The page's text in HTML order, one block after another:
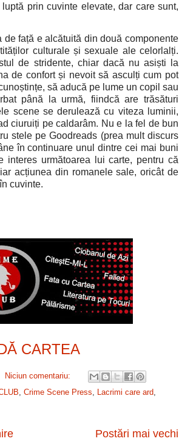
prin cuvinte elevate, dar care sunt,
e alcătuită din două componente
culturale și sexuale ale celorlalți.
de stridente, chiar dacă nu asiști la
de confort și nevoit să asculți cum pot
să aducă pe lume un copil sau
până la urmă, fiindcă are trăsături
scene se derulează cu viteza luminii,
ciuruiți pe caldarâm. Nu e la fel de bun
stele pe Goodreads (prea mult discurs
în continuare unul dintre cei mai buni
următoarea lui carte, pentru că
acțiunea din romanele sale, oricât de
cuvinte.
CARTEA
Niciun comentariu:
, Crime Scene Press, Lacrimi care ard,
Postări mai vechi